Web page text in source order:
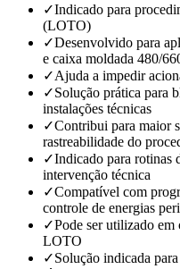
✓Indicado para
(LOTO)
✓Desenvolvido para
e caixa moldada 480/
✓Ajuda a impedir
✓Solução prática para
instalações técnicas
✓Contribui para maior
rastreabilidade do
✓Indicado para rotinas
intervenção técnica
✓Compatível com
controle de energias
✓Pode ser utilizado em
LOTO
✓Solução indicada